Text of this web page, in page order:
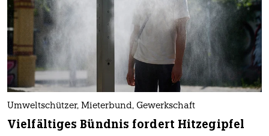
Umweltschützer, Mieterbund, Gewerkschaft
Vielfältiges Bündnis fordert Hitzegipfel